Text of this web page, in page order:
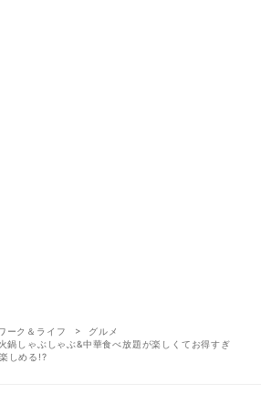
ーク＆ライフ
グルメ
鍋しゃぶしゃぶ&中華食べ放題が楽しくてお得すぎ
しめる!?